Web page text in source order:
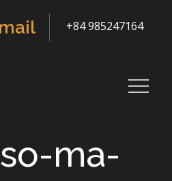
+84 985247164
ma-